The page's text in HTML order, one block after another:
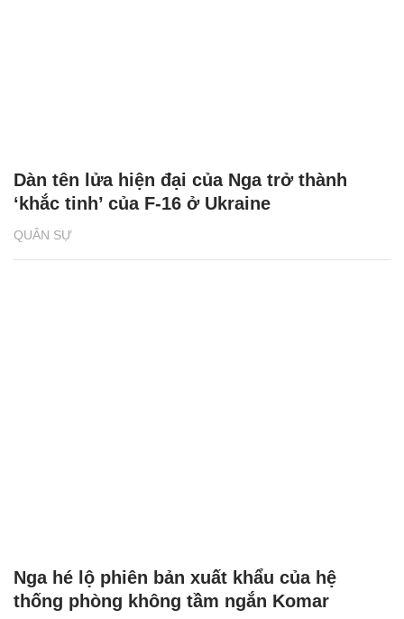
QUÂN SỰ
Dàn tên lửa hiện đại của Nga trở thành
‘khắc tinh’ của F-16 ở Ukraine
Nga hé lộ phiên bản xuất khẩu của hệ
thống phòng không tầm ngắn Komar